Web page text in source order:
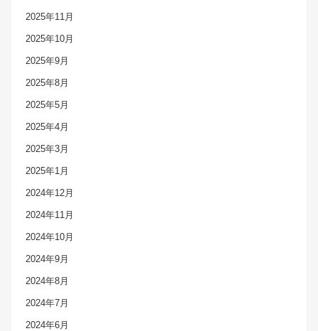
2025年11月
2025年10月
2025年9月
2025年8月
2025年5月
2025年4月
2025年3月
2025年1月
2024年12月
2024年11月
2024年10月
2024年9月
2024年8月
2024年7月
2024年6月